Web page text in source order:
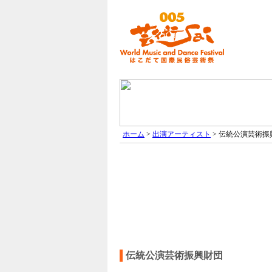
ホーム > 出演アーティスト > 伝統公演芸術振
伝統公演芸術振興財団